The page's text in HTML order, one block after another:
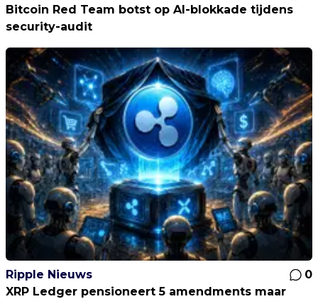
Bitcoin Red Team botst op AI-blokkade tijdens
security-audit
Ripple Nieuws
0
XRP Ledger pensioneert 5 amendments maar